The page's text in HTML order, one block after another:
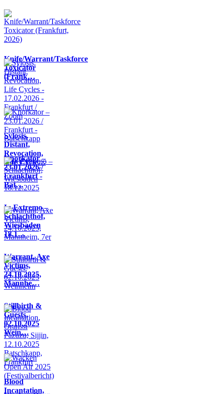
Knife/Warrant/Taskforce
Toxicator
(Frank…
Sylosis,
Distant,
Revocation,
Life Cycle…
Knorkator –
23.01.2026 /
Frankfurt -
Bat…
In Extremo –
Schlachthof,
Wiesbaden
18.1…
Warrant, Axe
Victims,
24.10.2025,
Mannhe…
Stillbirth &
Guests,
02.10.2025
Wein…
Blood
Incantation,